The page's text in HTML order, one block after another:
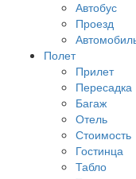
Автобус
Проезд
Полет
Прилет
Пересадка
Багаж
Отель
Стоимость
Гостинца
Табло